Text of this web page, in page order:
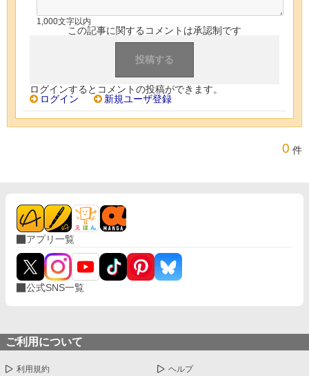
1,000文字以内
この記事に関するコメントは承認制です
ログインするとコメントの投稿ができます。
ログイン
新規ユーザ登録
0 件
アプリ一覧
公式SNS一覧
ご利用について
利用規約 ヘルプ